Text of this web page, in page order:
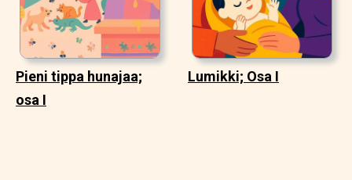
Pieni tippa hunajaa;
osa I
Lumikki; Osa I